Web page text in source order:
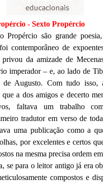
- Sexto Propércio
Propércio são grande
contemporâneo de
da amizade de
imperador – e, ao lado de
de Augusto. Com tudo
a dos amigos e decerto
faltava um trabalho
tradutor em verso de
uma publicação como a
por excelentes e certos
na mesma precisa ordem
se para o leitor antigo já era
compostos e